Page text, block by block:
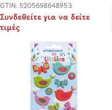
GTIN: 5205698648953
Συνδεθείτε για να δείτε
τιμές